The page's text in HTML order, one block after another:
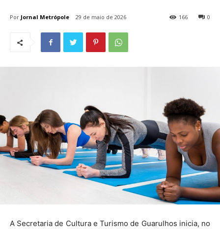
Por Jornal Metrópole 29 de maio de 2026 0
166
A Secretaria de Cultura e Turismo de Guarulhos inicia, no